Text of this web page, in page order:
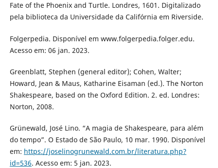
Fate of the Phoenix and Turtle. Londres, 1601. Digitalizado
pela biblioteca da Universidade da Califórnia em Riverside.
Folgerpedia. Disponível em www.folgerpedia.folger.edu.
Acesso em: 06 jan. 2023.
Greenblatt, Stephen (general editor); Cohen, Walter;
Howard, Jean & Maus, Katharine Eisaman (ed.). The Norton
Shakespeare, based on the Oxford Edition. 2. ed. Londres:
Norton, 2008.
Grünewald, José Lino. “A magia de Shakespeare, para além
do tempo”. O Estado de São Paulo, 10 mar. 1990. Disponível
em: https://joselinogrunewald.com.br/literatura.php?
id=536. Acesso em: 5 jan. 2023.